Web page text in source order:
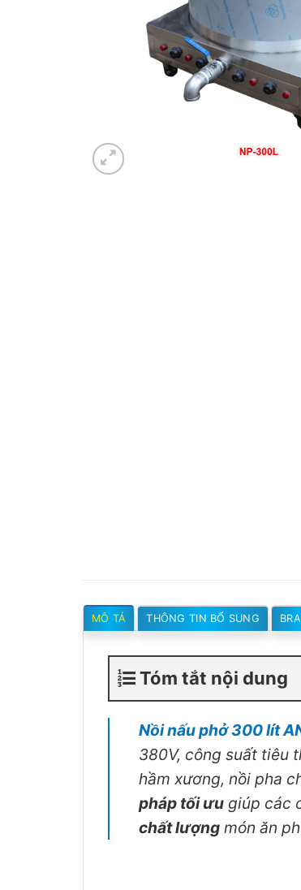
MÔ TẢ THÔNG TIN BỔ SUNG
Tóm tắt nội dung
Nồi nấu phở 300 lít
380V, công suất tiêu
hầm xương, nồi pha
pháp tối ưu giúp các
chất lượng món ăn